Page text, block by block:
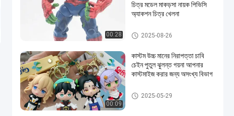
00:28
চিত্র মডেল মাকড়সা নায়ক পিভিসি
অ্যাকশন চিত্র খেলনা
প্লাস্টিকের চিত্র/চিত্র/চিত্র/চিত্র
2025-08-26
00:09
কাস্টম উচ্চ মানের নিরাপত্তা চাবি
চেইন পুতুল ঝুলন্ত গয়না আপনার
কাস্টমাইজ করার জন্য অসংখ্য বিভাগ
থ্রিডি প্লাস্টিকের কী চেইন
2025-05-29